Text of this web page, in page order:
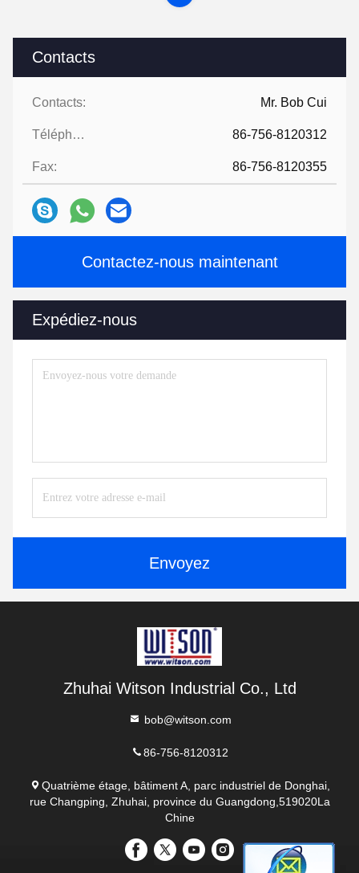
Contacts
Contacts: Mr. Bob Cui
Téléphone: 86-756-8120312
Fax: 86-756-8120355
Contactez-nous maintenant
Expédiez-nous
Envoyez
Zhuhai Witson Industrial Co., Ltd
bob@witson.com
86-756-8120312
Quatrième étage, bâtiment A, parc industriel de Donghai,
rue Changping, Zhuhai, province du Guangdong,519020La
Chine